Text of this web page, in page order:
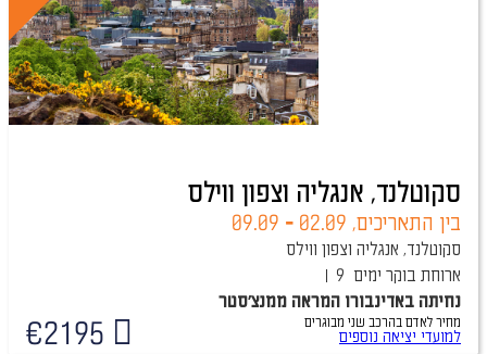
סקוטלנד, אנגליה וצפון ווילס
בין התאריכים, -
09.09
סקוטלנד, אנגליה וצפון ווילס
9 ימים ארוחת בוקר
למועדי יציאה נוספים
נחיתה באדינבורו המראה ממנצ'סטר
€2195 מחיר לאדם בהרכב שני מבוגרים
טיול מובטח